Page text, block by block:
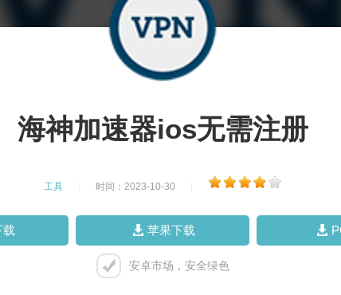
海神加速器ios无需注册
工具 时间：2023-10-30
载 苹果下载
安卓市场，安全绿色